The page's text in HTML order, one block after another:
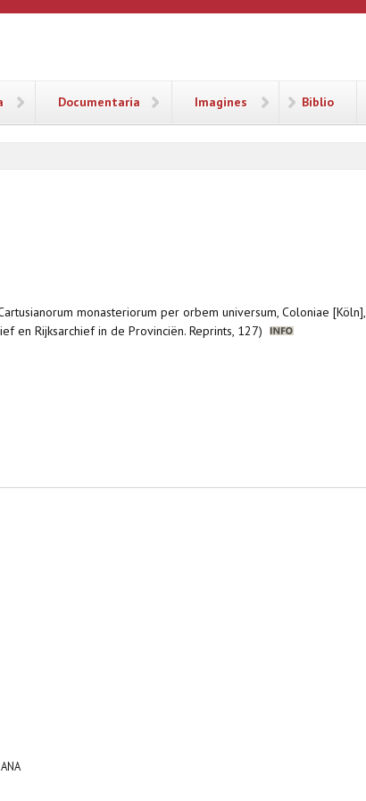
Documentaria Imagines Biblio
monasteriorum per orbem universum, Coloniae [Köln],
en Rijksarchief in de Provinciën. Reprints, 127)